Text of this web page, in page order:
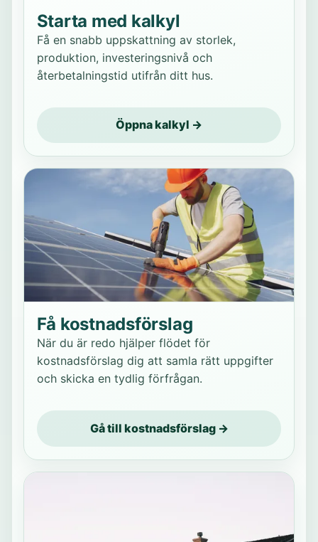
Starta med kalkyl
Få en snabb uppskattning av storlek,
produktion, investeringsnivå och
återbetalningstid utifrån ditt hus.
Öppna kalkyl →
Få kostnadsförslag
När du är redo hjälper flödet för
kostnadsförslag dig att samla rätt uppgifter
och skicka en tydlig förfrågan.
Gå till kostnadsförslag →